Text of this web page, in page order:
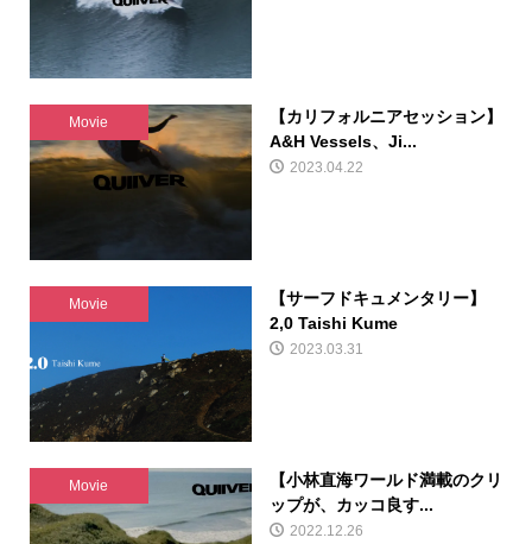
Movie
【カリフォルニアセッション】
A&H Vessels、Ji...
2023.04.22
Movie
【サーフドキュメンタリー】
2,0 Taishi Kume
2023.03.31
Movie
【小林直海ワールド満載のクリ
ップが、カッコ良す...
2022.12.26